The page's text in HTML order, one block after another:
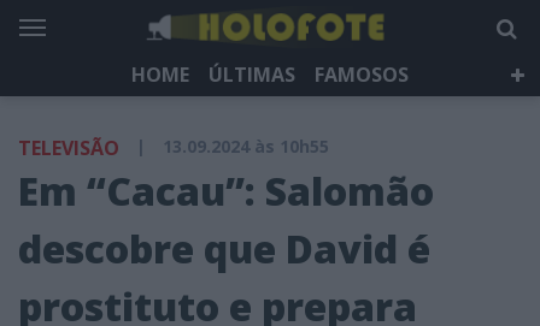
HOME ÚLTIMAS
FAMOSOS
HOLOFOTE TV
NEWSLETTER
TELEVISÃO | 13.09.2024 às 10h55
Em “Cacau”: Salomão
descobre que David é
prostituto e prepara